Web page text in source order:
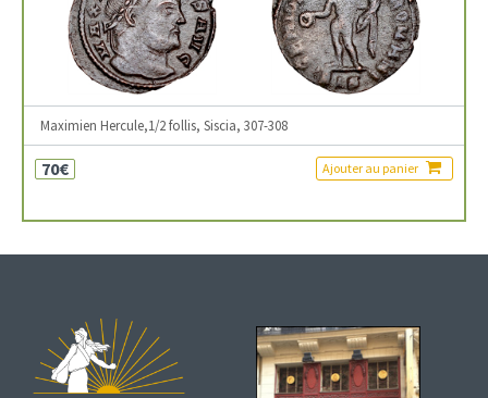
Maximien Hercule,1/2 follis, Siscia, 307-308
70€ Ajouter au panier